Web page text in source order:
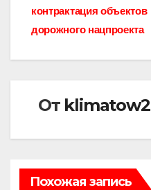
записям
контрактация объектов
дорожного нацпроекта
От
Похожая запись